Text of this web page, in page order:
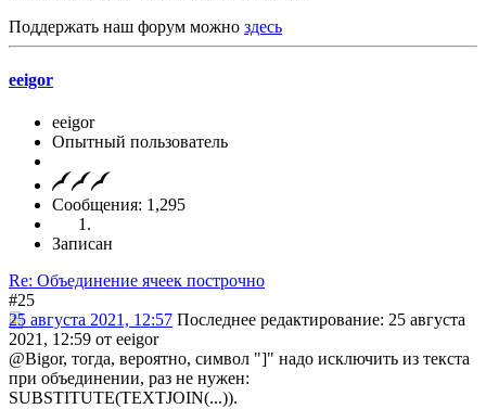
Поддержать наш форум можно здесь
eeigor
eeigor
Опытный пользователь
Сообщения: 1,295
Записан
Re: Объединение ячеек построчно
#25
25 августа 2021, 12:57 Последнее редактирование: 25 августа
2021, 12:59 от eeigor
@Bigor, тогда, вероятно, символ "]" надо исключить из текста
при объединении, раз не нужен:
SUBSTITUTE(TEXTJOIN(...)).